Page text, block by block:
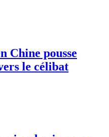
Chine pousse
le célibat